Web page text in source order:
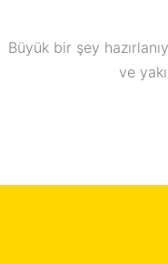
Büyük bir şey
ve